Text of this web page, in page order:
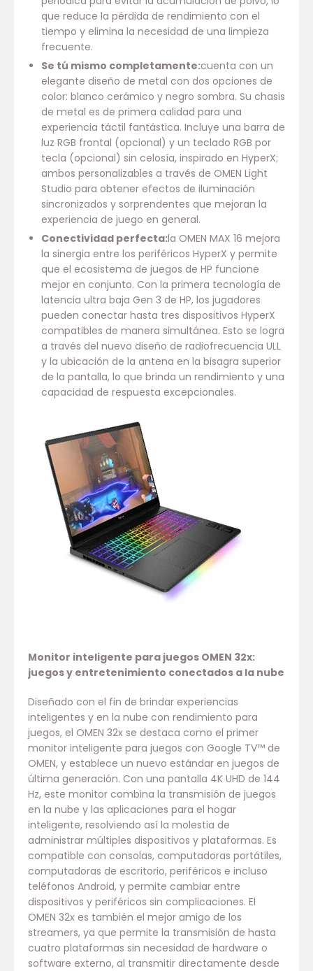
que reduce la pérdida de rendimiento con el
tiempo y elimina la necesidad de una limpieza
frecuente.
Se tú mismo completamente:cuenta con un
elegante diseño de metal con dos opciones de
color: blanco cerámico y negro sombra. Su chasis
de metal es de primera calidad para una
experiencia táctil fantástica. Incluye una barra de
luz RGB frontal (opcional) y un teclado RGB por
tecla (opcional) sin celosía, inspirado en HyperX;
ambos personalizables a través de OMEN Light
Studio para obtener efectos de iluminación
sincronizados y sorprendentes que mejoran la
experiencia de juego en general.
Conectividad perfecta:la OMEN MAX 16 mejora
la sinergia entre los periféricos HyperX y permite
que el ecosistema de juegos de HP funcione
mejor en conjunto. Con la primera tecnología de
latencia ultra baja Gen 3 de HP, los jugadores
pueden conectar hasta tres dispositivos HyperX
compatibles de manera simultánea. Esto se logra
a través del nuevo diseño de radiofrecuencia ULL
y la ubicación de la antena en la bisagra superior
de la pantalla, lo que brinda un rendimiento y una
capacidad de respuesta excepcionales.
Monitor inteligente para juegos OMEN 32x:
juegos y entretenimiento conectados a la nube
Diseñado con el fin de brindar experiencias
inteligentes y en la nube con rendimiento para
juegos, el OMEN 32x se destaca como el primer
monitor inteligente para juegos con Google TV™ de
OMEN, y establece un nuevo estándar en juegos de
última generación. Con una pantalla 4K UHD de 144
Hz, este monitor combina la transmisión de juegos
en la nube y las aplicaciones para el hogar
inteligente, resolviendo así la molestia de
administrar múltiples dispositivos y plataformas. Es
compatible con consolas, computadoras portátiles,
computadoras de escritorio, periféricos e incluso
teléfonos Android, y permite cambiar entre
dispositivos y periféricos sin complicaciones. El
OMEN 32x es también el mejor amigo de los
streamers, ya que permite la transmisión de hasta
cuatro plataformas sin necesidad de hardware o
software externo, al transmitir directamente desde